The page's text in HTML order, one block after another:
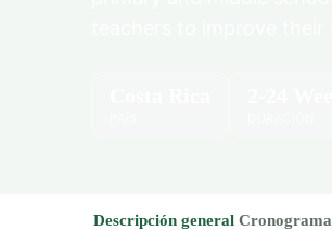
Descripción general Cronograma